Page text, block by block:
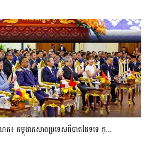
៖ កម្ពុជាកសាងប្រទេសពីបាតដៃទទេ ក្...